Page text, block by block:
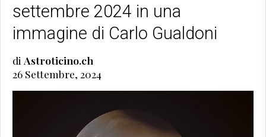
settembre 2024 in una
immagine di Carlo Gualdoni
di Astroticino.ch
26 Settembre, 2024